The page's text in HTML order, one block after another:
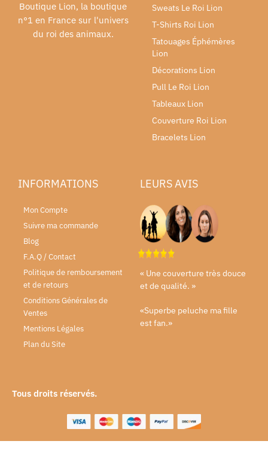
Boutique Lion, la boutique
n°1 en France sur l'univers
du roi des animaux.
Sweats Le Roi Lion
T-Shirts Roi Lion
Tatouages Éphémères
Lion
Décorations Lion
Pull Le Roi Lion
Tableaux Lion
Couverture Roi Lion
Bracelets Lion
INFORMATIONS
Mon Compte
Suivre ma commande
Blog
F.A.Q / Contact
Politique de remboursement
et de retours
Conditions Générales de
Ventes
Mentions Légales
Plan du Site
LEURS AVIS
« Une couverture très douce
et de qualité. »
«Superbe peluche ma fille
est fan.»
Tous droits réservés.